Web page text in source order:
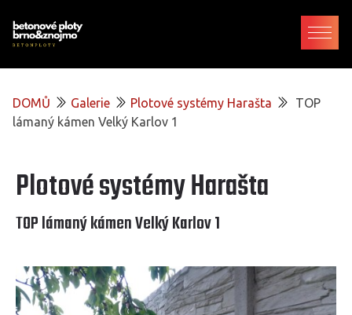
DOMŮ Galerie Plotové systémy Harašta
TOP
lámaný kámen Velký Karlov 1
Plotové systémy Harašta
TOP lámaný kámen Velký Karlov 1